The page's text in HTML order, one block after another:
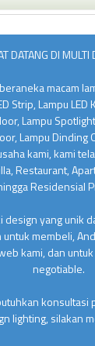
DATANG DI MULTI
macam
Strip, Lampu
Lampu
Lampu Dinding
kami, kami
Restaurant,
Residensial
design yang unik
membeli,
kami, dan
negotiable.
konsultasi
lighting, silakan